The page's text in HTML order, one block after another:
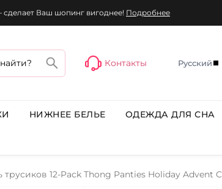
сделает Ваш шопинг вигоднее! Подробнее
Контакты Русский
НИЖНЕЕ БЕЛЬЕ ОДЕЖДА ДЛЯ СНА
трусиков 12-Pack Thong Panties Holiday Advent